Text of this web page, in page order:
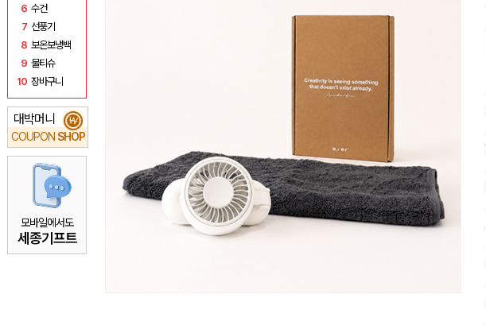
6 수건
7 선풍기
8 보온보냉백
9 물티슈
10 장바구니
대박머니
COUPON SHOP
₩
모바일에서도
세종기프트